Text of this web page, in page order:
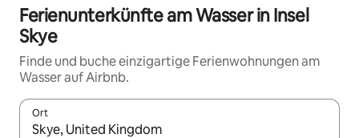
Ferienunterkünfte am Wasser in Insel
Skye
Finde und buche einzigartige Ferienwohnungen am
Wasser auf Airbnb.
Ort
Wenn Ergebnisse verfügbar sind, navigiere mit den